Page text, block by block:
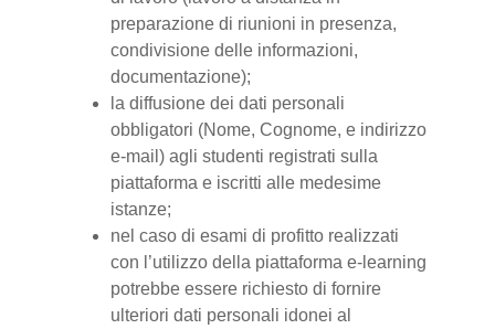
preparazione di riunioni in presenza,
condivisione delle informazioni,
documentazione);
la diffusione dei dati personali
obbligatori (Nome, Cognome, e indirizzo
e-mail) agli studenti registrati sulla
piattaforma e iscritti alle medesime
istanze;
nel caso di esami di profitto realizzati
con l’utilizzo della piattaforma e-learning
potrebbe essere richiesto di fornire
ulteriori dati personali idonei al